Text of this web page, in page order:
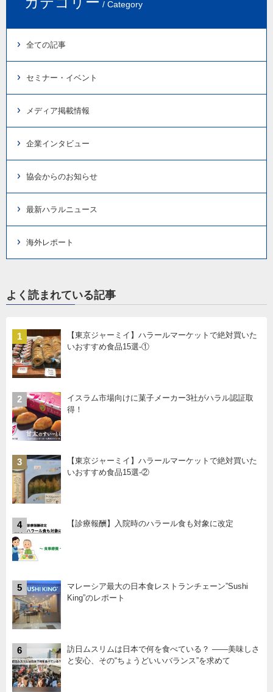
/ Category
全ての記事
セミナー・イベント
メディア掲載情報
企業インタビュー
協会からのお知らせ
最新ハラルニュース
海外レポート
よく読まれている記事
1
【東京ジャーミイ】ハラールマーケットで絶対買いた
いおすすめ食品15選-①
2
イスラム市場向けに菓子メーカー3社がハラル認証取
得！
3
【東京ジャーミイ】ハラールマーケットで絶対買いた
いおすすめ食品15選-②
4 【診療報酬】入院時のハラール食も対象に改定
5
マレーシア最大の日本食レストランチェーン”Sushi
King”のレポート
6
訪日ムスリムは日本で何を食べている？ ――美味しさ
と安心、その“ちょうどいいバランス”を求めて